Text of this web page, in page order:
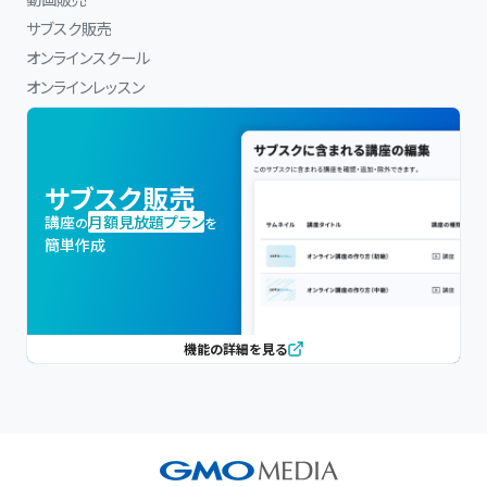
サブスク販売
オンラインスクール
オンラインレッスン
サブスク販売
講座の月額見放題プランを
簡単作成
機能の詳細を見る